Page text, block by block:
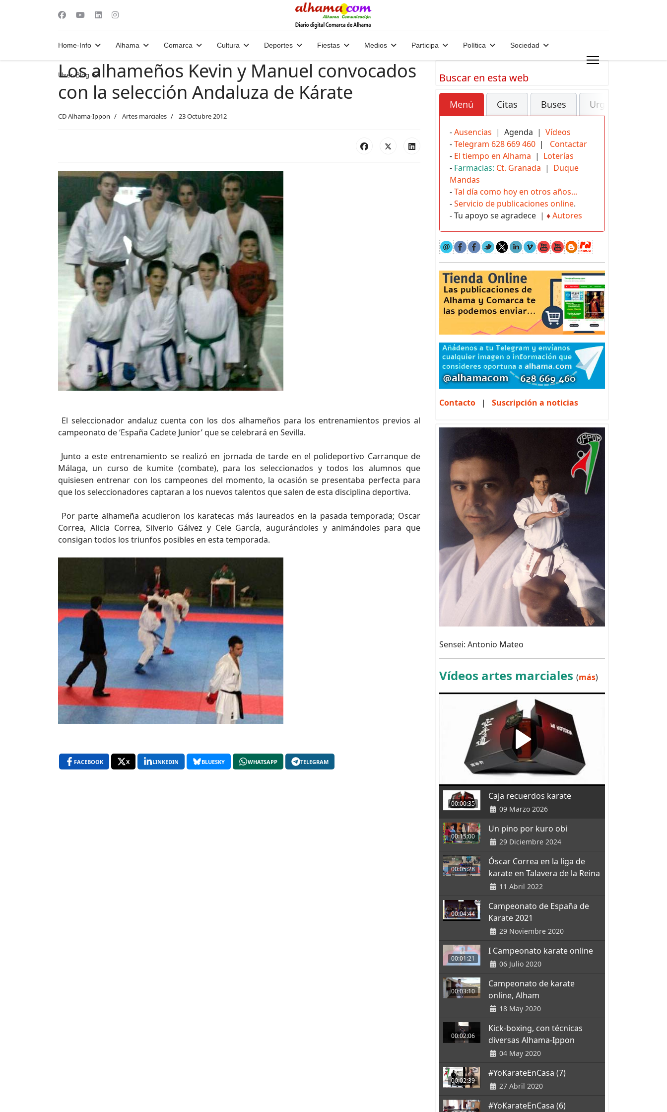
Home-Info Alhama Comarca Cultura Deportes Fiestas Medios Participa Política Sociedad
User-Blog
Los alhameños Kevin y Manuel convocados
con la selección Andaluza de Kárate
CD Alhama-Ippon Artes marciales 23 Octubre 2012
El seleccionador andaluz cuenta con los dos alhameños para los entrenamientos previos al
campeonato de ‘España Cadete Junior’ que se celebrará en Sevilla.
Junto a este entrenamiento se realizó en jornada de tarde en el polideportivo Carranque de
Málaga, un curso de kumite (combate), para los seleccionados y todos los alumnos que
quisiesen entrenar con los campeones del momento, la ocasión se presentaba perfecta para
que los seleccionadores captaran a los nuevos talentos que salen de esta disciplina deportiva.
Por parte alhameña acudieron los karatecas más laureados en la pasada temporada; Oscar
Correa, Alicia Correa, Silverio Gálvez y Cele García, augurándoles y animándoles para que
consigan todos los triunfos posibles en esta temporada.
FACEBOOK X LINKEDIN BLUESKY WHATSAPP TELEGRAM
Buscar en esta web
Menú Citas Buses Urgencias
-Ausencias | Agenda | Vídeos
-Telegram 628 669 460 | Contactar
- El tiempo en Alhama | Loterías
- Farmacias: Ct. Granada | Duque
Mandas
-Tal día como hoy en otros años...
-Servicio de publicaciones online.
- Tu apoyo se agradece | ♦Autores
Contacto | Suscripción a noticias
Sensei: Antonio Mateo
Vídeos artes marciales (más)
00:00:35
Caja recuerdos karate
09 Marzo 2026
00:15:00
Un pino por kuro obi
29 Diciembre 2024
00:05:28
Óscar Correa en la liga de
karate en Talavera de la Reina
11 Abril 2022
00:04:44
Campeonato de España de
Karate 2021
29 Noviembre 2020
00:01:21
I Campeonato karate online
06 Julio 2020
00:03:10
Campeonato de karate
online, Alham
18 May 2020
00:02:06
Kick-boxing, con técnicas
diversas Alhama-Ippon
04 May 2020
00:02:39
#YoKarateEnCasa (7)
27 Abril 2020
#YoKarateEnCasa (6)